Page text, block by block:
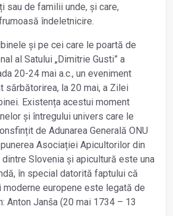
sau de familii unde, și care,
îndeletnicire.
și pe cei care le poartă de
al Satului „Dimitrie Gusti” a
20-24 mai a.c., un eveniment
sărbătorirea, la 20 mai, a Zilei
Existența acestui moment
și întregului univers care le
de Adunarea Generală ONU
Asociației Apicultorilor din
Slovenia și apicultură este una
în special datorită faptului că
moderne europene este legată de
Anton Janša (20 mai 1734 – 13